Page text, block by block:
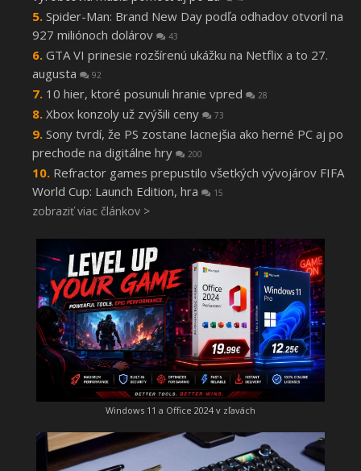
Spider-Man: Brand New Day podľa odhadov otvoril na
927 miliónoch dolárov
43
GTA VI prinesie rozšírenú ukážku na Netflix a to 27.
augusta
92
10 hier, ktoré posunuli hranie vpred 28
Xbox konzoly už zvýšili ceny 73
Sony tvrdí, že PS zostane lacnejšia ako herné PC aj po
prechode na digitálne hry
200
Refractor games prepustilo všetkých vývojárov FIFA
World Cup: Launch Edition, hra
15
zobraziť viac článkov >
Windows 11 a Office 2024 v zľavách